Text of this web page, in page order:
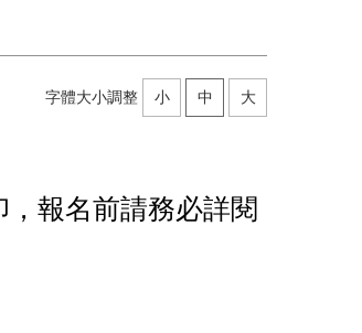
字體大小調整 小 中 大
， 報名前請務必詳閱